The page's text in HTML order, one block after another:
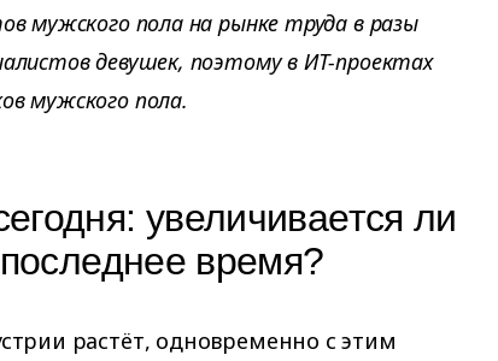
мужского пола на рынке труда в разы
девушек, поэтому в ИТ-проектах
мужского пола.
увеличивается ли
время?
растёт, одновременно с этим